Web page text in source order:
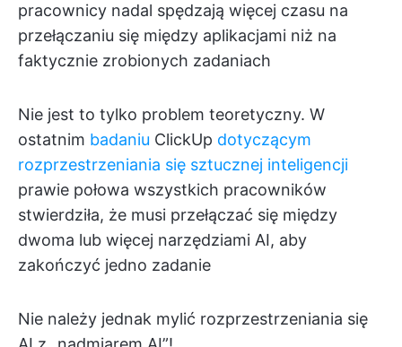
pracownicy nadal spędzają więcej czasu na
przełączaniu się między aplikacjami niż na
faktycznie zrobionych zadaniach
Nie jest to tylko problem teoretyczny. W
ostatnim badaniu ClickUp dotyczącym
rozprzestrzeniania się sztucznej inteligencji
prawie połowa wszystkich pracowników
stwierdziła, że musi przełączać się między
dwoma lub więcej narzędziami AI, aby
zakończyć jedno zadanie
Nie należy jednak mylić rozprzestrzeniania się